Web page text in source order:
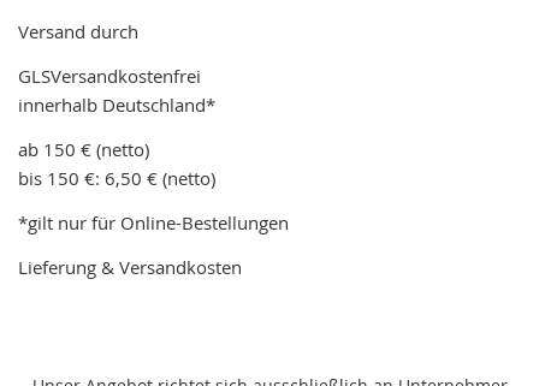
Versand durch
GLSVersandkostenfrei
innerhalb Deutschland*
ab 150 € (netto)
bis 150 €: 6,50 € (netto)
*gilt nur für Online-Bestellungen
Lieferung & Versandkosten